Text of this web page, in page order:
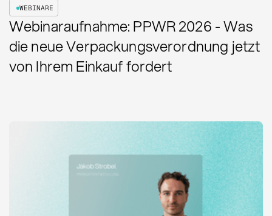
WEBINARE
Webinaraufnahme: PPWR 2026 - Was
die neue Verpackungsverordnung jetzt
von Ihrem Einkauf fordert